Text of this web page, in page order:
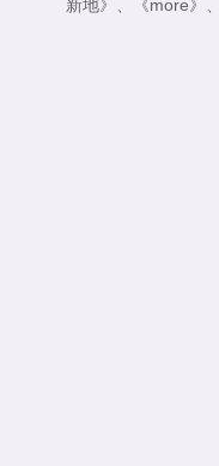
新地》 、 《more》 、